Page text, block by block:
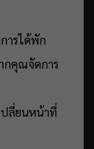
ารได้พัก
กคุณจัดการ
ลี่ยนหน้าที่